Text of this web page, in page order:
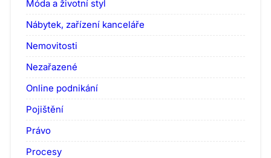
Móda a životní styl
Nábytek, zařízení kanceláře
Nemovitosti
Nezařazené
Online podnikání
Pojištění
Právo
Procesy